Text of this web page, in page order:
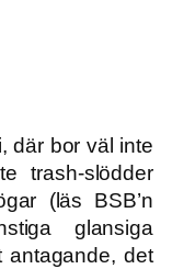
där bor väl inte
trash-slödder
(läs BSB’n
glansiga
antagande, det